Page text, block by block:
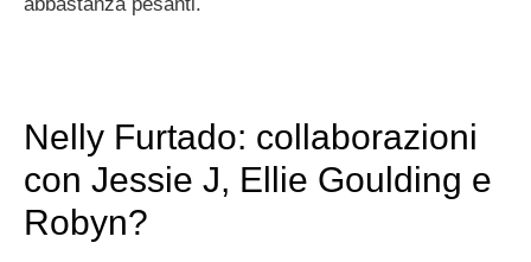
Nelly Furtado: collaborazioni
con Jessie J, Ellie Goulding e
Robyn?